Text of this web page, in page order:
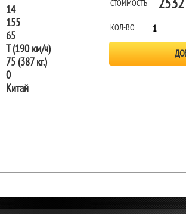
14
155
65
T (190 км/ч)
75 (387 кг.)
0
Китай
СТОИМОСТЬ
КОЛ-ВО